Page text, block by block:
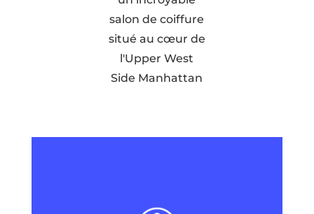
salon de coiffure
situé au cœur de
l'Upper West
Side Manhattan